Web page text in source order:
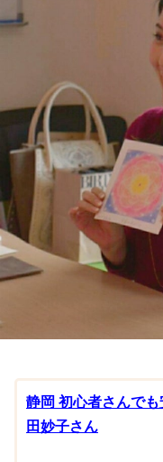
静岡 初心者さんで
田妙子さん